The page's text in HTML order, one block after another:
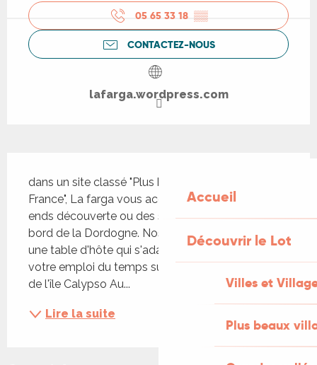
Accueil
Découvrir le Lot
Villes et
Plus beaux
05 65 33 18 ▒▒
CONTACTEZ-NOUS
lafarga.wordpress.com
dans un site classé "Plus beaux villages de
France", La farga vous accueille pour des week-
ends découverte ou des séjours en famille au
bord de la Dordogne. Nos vous proposons aussi
une table d'hôte qui s'adaptera à vos envies ou
votre emploi du temps sur notre terrasse en face
de l'île Calypso Au...
Lire la suite